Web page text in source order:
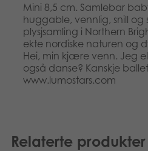
Polski
Svenska
Mini 8,5 cm. Samlebar
huggable, vennlig, snill og
plysjsamling i Northern
ekte nordiske naturen og
Hei, min kjære venn. Jeg
også danse? Kanskje
www.lumostars.com
Relaterte produkter